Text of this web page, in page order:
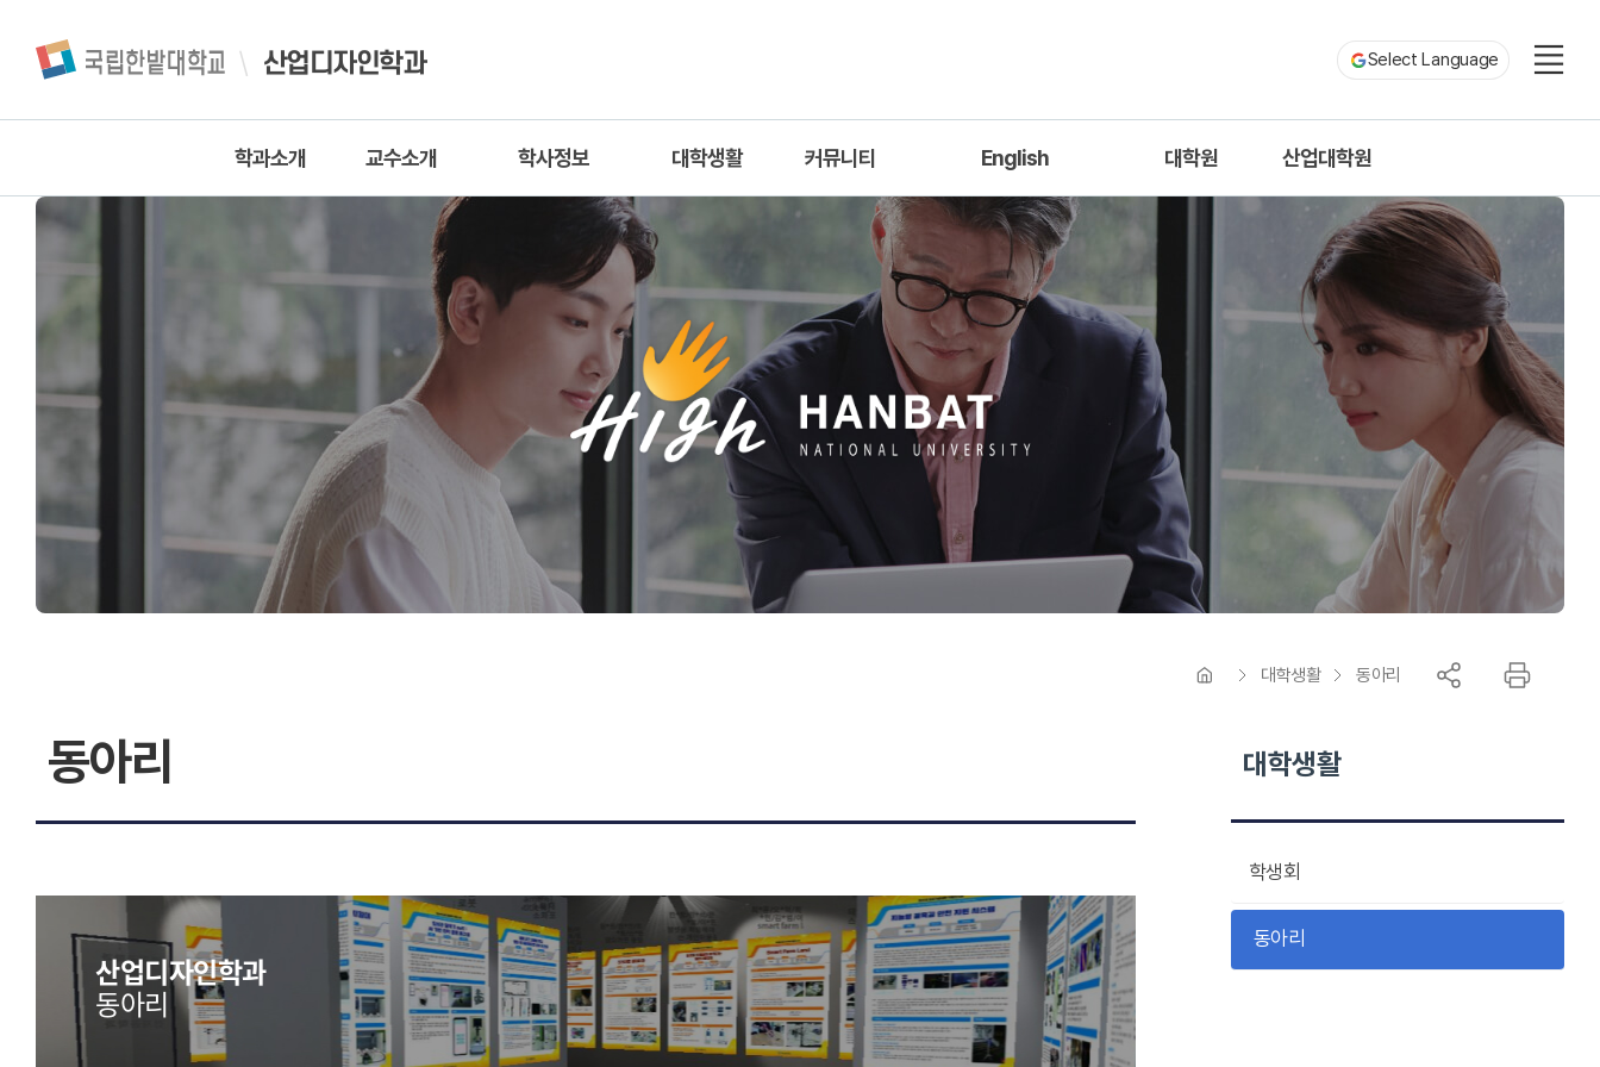
산업디자인학과 Select Language
학과소개
찾아오시는길
교수소개 학사정보
교과목안내
이수체계도
전공능력 및 하위능력
대학생활
동아리
커뮤니티
학사공지
학과소식
공모전·채용
진로개발로드맵
English
Introduction
Academic Information
Professors
대학원 산업대학원
산업디자인학과
디자인학과
대학생활
학생회
동아리
동아리
대학생활 동아리
산업디자인학과
동아리